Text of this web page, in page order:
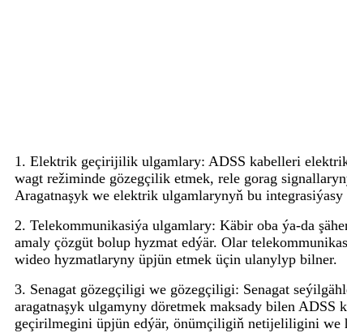
1. Elektrik geçirijilik ulgamlary: ADSS kabelleri
wagt režiminde gözegçilik etmek, rele gorag
Aragatnaşyk we elektrik ulgamlarynyň bu
2. Telekommunikasiýa ulgamlary: Käbir oba ýa-da
amaly çözgüt bolup hyzmat edýär. Olar
wideo hyzmatlaryny üpjün etmek üçin ulanylyp bilner.
3. Senagat gözegçiligi we gözegçiligi: Senagat
aragatnaşyk ulgamyny döretmek maksady bilen
geçirilmegini üpjün edýär, önümçiligiň netijeliligini we